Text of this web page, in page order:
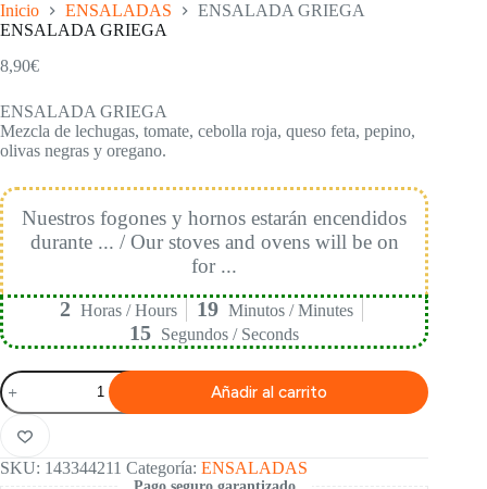
Inicio ENSALADAS
ENSALADA GRIEGA
ENSALADA GRIEGA
8,90€
ENSALADA GRIEGA
Mezcla de lechugas, tomate, cebolla roja, queso feta, pepino,
olivas negras y oregano.
Nuestros fogones y hornos estarán encendidos
durante ... / Our stoves and ovens will be on
for ...
2 Horas / Hours 19 Minutos / Minutes
14 Segundos / Seconds
ENSALADA
GRIEGA
cantidad
Añadir al carrito
SKU: 143344211 Categoría: ENSALADAS